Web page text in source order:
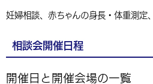
妊婦相談、赤ちゃんの身長・体重測定
相談会開催日程
開催日と開催会場の一覧